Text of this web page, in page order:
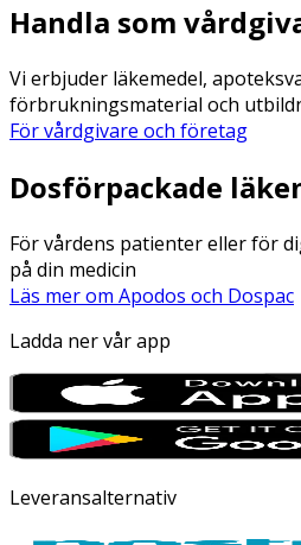
Handla som
Vi erbjuder läkemedel,
förbrukningsmaterial och
För vårdgivare och företag
Dosförpackade
För vårdens patienter eller för
på din medicin
Läs mer om Apodos och Dospac
Ladda ner vår app
Leveransalternativ